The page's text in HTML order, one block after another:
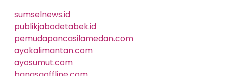
sumselnews.id
publikjabodetabek.id
pemudapancasilamedan.com
ayokalimantan.com
ayosumut.com